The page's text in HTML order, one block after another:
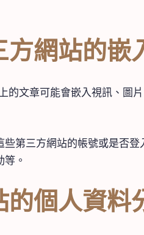
方網站的嵌
的文章可能會嵌入視訊、圖
第三方網站的帳號或是否
。
的個人資料